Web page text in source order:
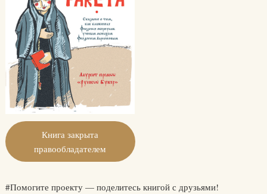
Книга закрыта
правообладателем
#Помогите проекту — поделитесь книгой с друзьями!